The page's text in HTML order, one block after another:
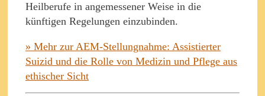
Heilberufe in angemessener Weise in die
künftigen Regelungen einzubinden.
» Mehr zur AEM-Stellungnahme: Assistierter
Suizid und die Rolle von Medizin und Pflege aus
ethischer Sicht